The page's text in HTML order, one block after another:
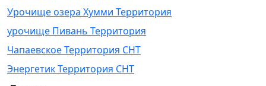
Урочище озера Хумми Территория
урочище Пивань Территория
Чапаевское Территория СНТ
Энергетик Территория СНТ